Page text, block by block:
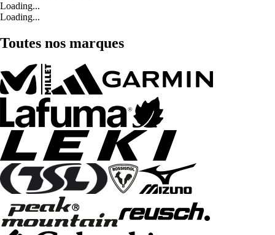
Loading...
Loading...
Toutes nos marques